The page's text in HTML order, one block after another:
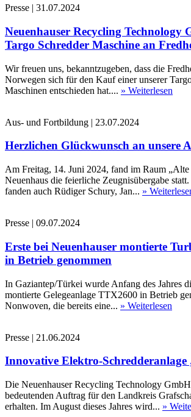
Presse | 31.07.2024
Neuenhauser Recycling Technology
Targo Schredder Maschine an
Wir freuen uns, bekanntzugeben, dass die
Norwegen sich für den Kauf einer unserer
Maschinen entschieden hat.... » Weiterlesen
Aus- und Fortbildung | 23.07.2024
Herzlichen Glückwunsch an unsere
Am Freitag, 14. Juni 2024, fand im Raum
Neuenhaus die feierliche Zeugnisübergabe
fanden auch Rüdiger Schury, Jan... »
Presse | 09.07.2024
Erste bei Neuenhauser montierte
in Betrieb genommen
In Gaziantep/Türkei wurde Anfang des Jahres
montierte Gelegeanlage TTX2600 in Betrieb
Nonwoven, die bereits eine... » Weiterlesen
Presse | 21.06.2024
Innovative Elektro-Schredderanlage
Die Neuenhauser Recycling Technology
bedeutenden Auftrag für den Landkreis
erhalten. Im August dieses Jahres wird... »